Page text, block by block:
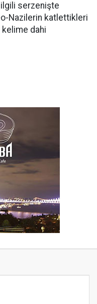
serzenişte
Nazilerin katlettikleri
kelime dahi